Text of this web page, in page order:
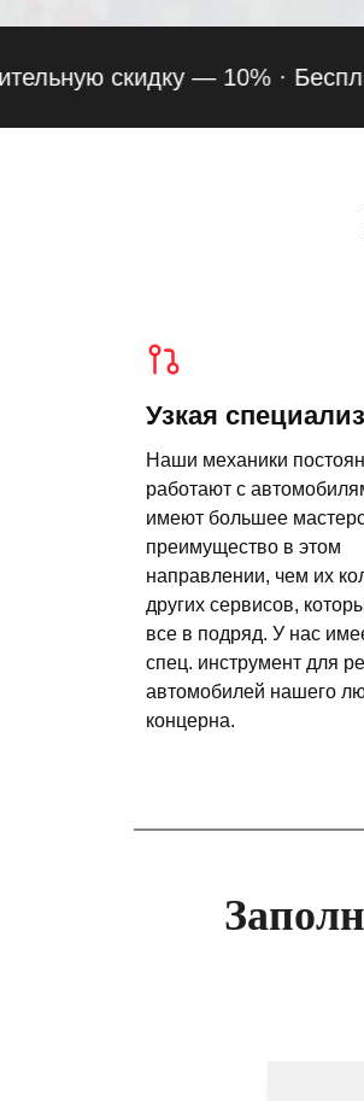
скидку — 10% · Бесплатная
Узкая
Наши механики
работают с
имеют большее
преимущество в этом
направлении, чем их
других сервисов,
все в подряд. У нас
спец. инструмент для
автомобилей нашего
концерна.